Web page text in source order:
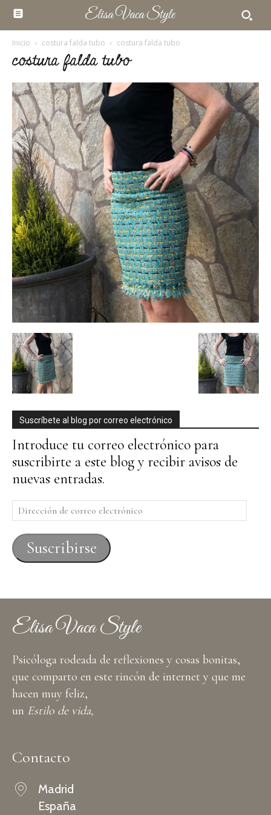
Elisa Vaca Style
Inicio costura falda tubo costura falda tubo
costura falda tubo
Suscríbete al blog por correo electrónico
Introduce tu correo electrónico para
suscribirte a este blog y recibir avisos de
nuevas entradas.
Dirección
de
correo
electrónico
Suscribirse
Elisa Vaca Style
Psicóloga rodeada de reflexiones y cosas bonitas,
que comparto en este rincón de internet y que me
hacen muy feliz,
un Estilo de vida,
Contacto
Madrid
España